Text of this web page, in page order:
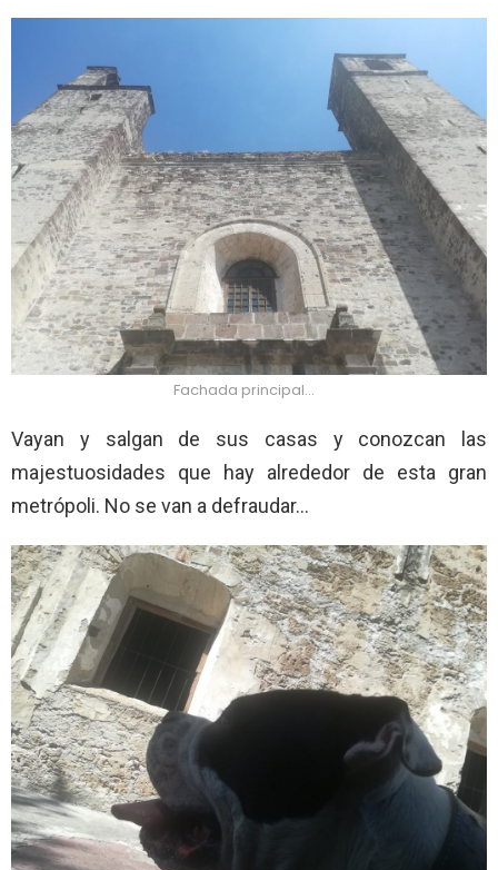
Fachada principal…
Vayan y salgan de sus casas y conozcan las
majestuosidades que hay alrededor de esta gran
metrópoli. No se van a defraudar…